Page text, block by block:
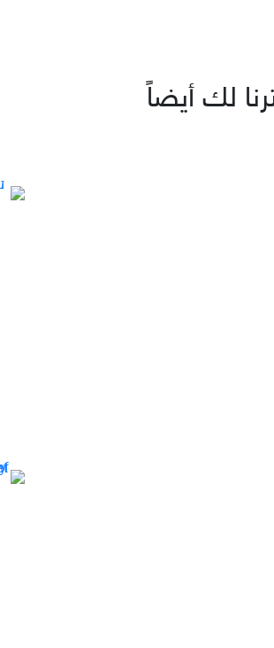
لك أيضاً